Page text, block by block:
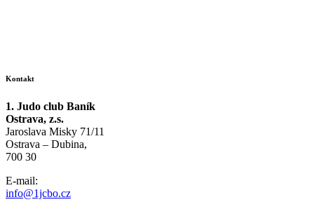
Kontakt
1. Judo club Baník
Ostrava, z.s.
Jaroslava Misky 71/11
Ostrava – Dubina,
700 30
E-mail:
info@1jcbo.cz